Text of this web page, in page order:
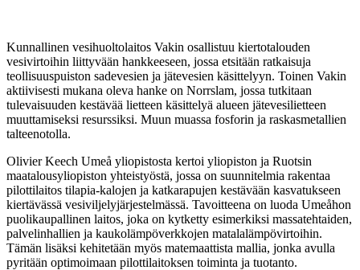
Kunnallinen vesihuoltolaitos Vakin osallistuu kiertotalouden
vesivirtoihin liittyvään hankkeeseen, jossa etsitään ratkaisuja
teollisuuspuiston sadevesien ja jätevesien käsittelyyn. Toinen Vakin
aktiivisesti mukana oleva hanke on Norrslam, jossa tutkitaan
tulevaisuuden kestävää lietteen käsittelyä alueen jätevesilietteen
muuttamiseksi resurssiksi. Muun muassa fosforin ja raskasmetallien
talteenotolla.
Olivier Keech Umeå yliopistosta kertoi yliopiston ja Ruotsin
maatalousyliopiston yhteistyöstä, jossa on suunnitelmia rakentaa
pilottilaitos tilapia-kalojen ja katkarapujen kestävään kasvatukseen
kiertävässä vesiviljelyjärjestelmässä. Tavoitteena on luoda Umeåhon
puolikaupallinen laitos, joka on kytketty esimerkiksi massatehtaiden,
palvelinhallien ja kaukolämpöverkkojen matalalämpövirtoihin.
Tämän lisäksi kehitetään myös matemaattista mallia, jonka avulla
pyritään optimoimaan pilottilaitoksen toiminta ja tuotanto.